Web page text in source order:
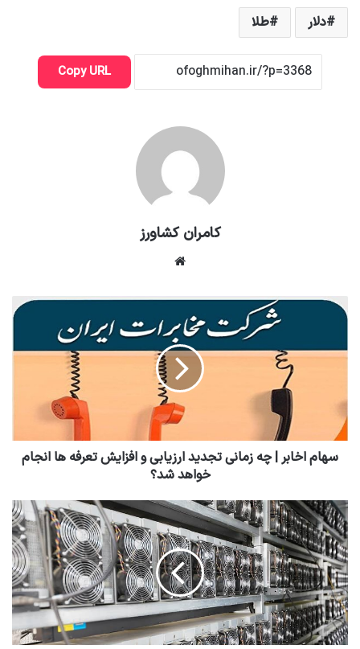
دلار طلا
Copy URL
کامران کشاورز
سهام اخابر | چه زمانی تجدید ارزیابی و افزایش تعرفه ها انجام
خواهد شد؟